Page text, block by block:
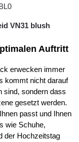
VN31 blush
Auftritt
erwecken immer
kommt nicht darauf
sind, sondern dass
gesetzt werden.
passt und Ihnen
wie Schuhe,
der Hochzeitstag